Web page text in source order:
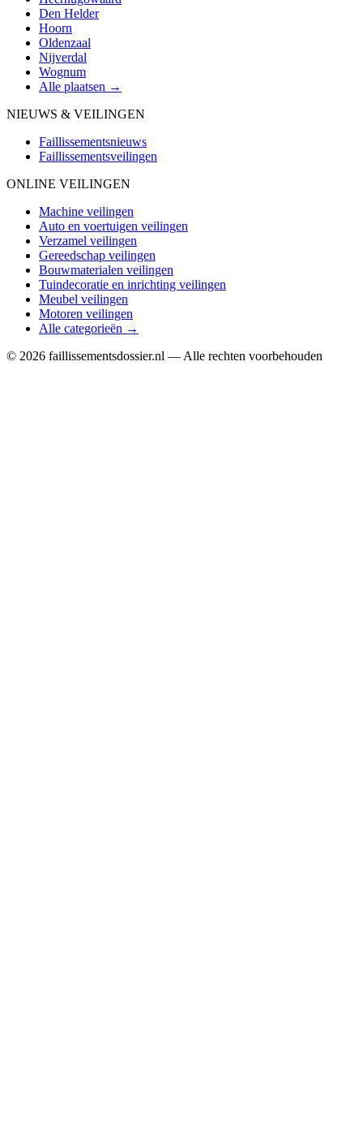
Den Helder
Hoorn
Oldenzaal
Nijverdal
Wognum
Alle plaatsen →
NIEUWS & VEILINGEN
Faillissementsnieuws
Faillissementsveilingen
ONLINE VEILINGEN
Machine veilingen
Auto en voertuigen veilingen
Verzamel veilingen
Gereedschap veilingen
Bouwmaterialen veilingen
Tuindecoratie en inrichting veilingen
Meubel veilingen
Motoren veilingen
Alle categorieën →
© 2026 faillissementsdossier.nl — Alle rechten voorbehouden